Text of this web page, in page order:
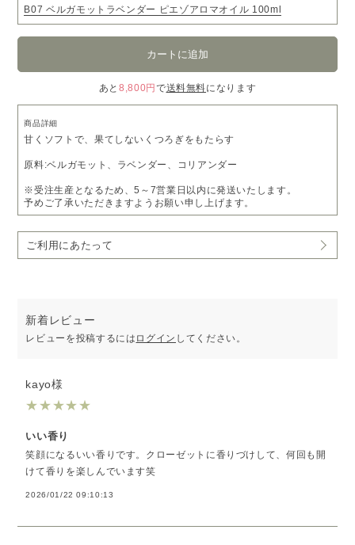
B07 ベルガモットラベンダー ピエゾアロマオイル 100ml
あと8,800円 で送料無料になります
商品詳細
甘くソフトで、果てしないくつろぎをもたらす
原料:ベルガモット、ラベンダー、コリアンダー
※受注生産となるため、5～7営業日以内に発送いたします。
予めご了承いただきますようお願い申し上げます。
ご利用にあたって
新着レビュー
レビューを投稿するには ログイン してください。
kayo様
★★★★★
いい香り
笑顔になるいい香りです。クローゼットに香りづけして、何回も開
けて香りを楽しんでいます笑
2026/01/22 09:10:13